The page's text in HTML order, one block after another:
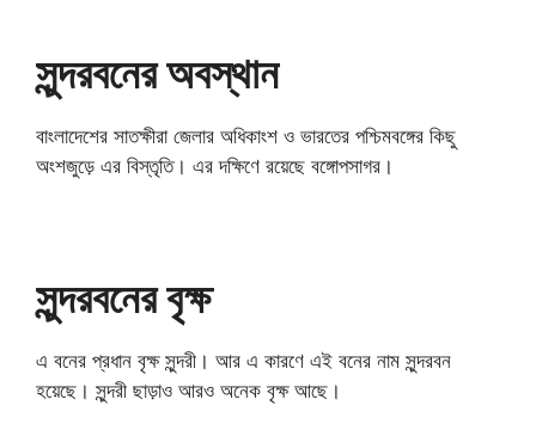
সুন্দরবনের অবস্থান
বাংলাদেশের সাতক্ষীরা জেলার অধিকাংশ ও ভারতের পশ্চিমবঙ্গের কিছু
অংশজুড়ে এর বিস্তৃতি। এর দক্ষিণে রয়েছে বঙ্গোপসাগর।
সুন্দরবনের বৃক্ষ
এ বনের প্রধান বৃক্ষ সুন্দরী। আর এ কারণে এই বনের নাম সুন্দরবন
হয়েছে। সুন্দরী ছাড়াও আরও অনেক বৃক্ষ আছে।